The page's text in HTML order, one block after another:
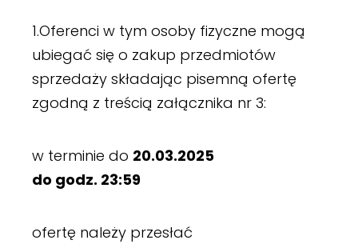
1.Oferenci w tym osoby fizyczne mogą
ubiegać się o zakup przedmiotów
sprzedaży składając pisemną ofertę
zgodną z treścią załącznika nr 3:
w terminie do 20.03.2025
do godz. 23:59
ofertę należy przesłać